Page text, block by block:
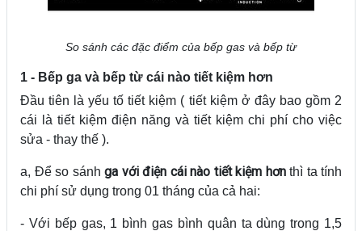
So sánh các đặc điểm của bếp gas và bếp từ
1 - Bếp ga và bếp từ cái nào tiết kiệm hơn
Đầu tiên là yếu tố tiết kiệm ( tiết kiệm ở đây bao gồm 2
cái là tiết kiệm điện năng và tiết kiệm chi phí cho việc
sửa - thay thế ).
a, Để so sánh ga với điện cái nào tiết kiệm hơnthì ta tính
chi phí sử dụng trong 01 tháng của cả hai:
- Với bếp gas, 1 bình gas bình quân ta dùng trong 1,5